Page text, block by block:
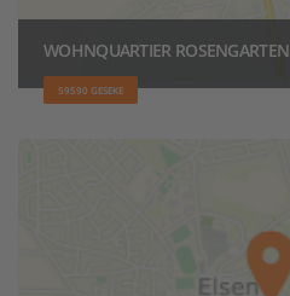
WOHNQUARTIER ROSENGARTEN
59590 GESEKE